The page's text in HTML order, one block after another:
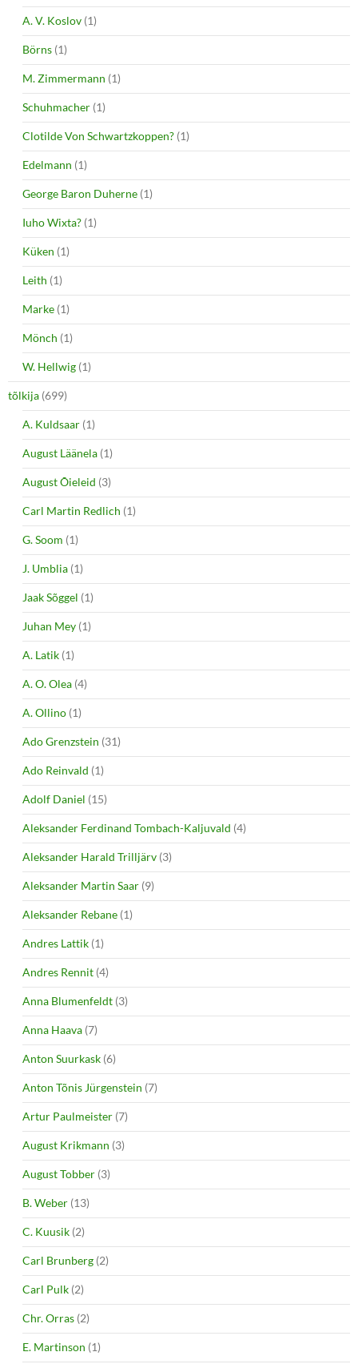
A. V. Koslov (1)
Börns (1)
M. Zimmermann (1)
Schuhmacher (1)
Clotilde Von Schwartzkoppen? (1)
Edelmann (1)
George Baron Duherne (1)
Iuho Wixta? (1)
Küken (1)
Leith (1)
Marke (1)
Mönch (1)
W. Hellwig (1)
tõlkija (699)
A. Kuldsaar (1)
August Läänela (1)
August Õieleid (3)
Carl Martin Redlich (1)
G. Soom (1)
J. Umblia (1)
Jaak Sõggel (1)
Juhan Mey (1)
A. Latik (1)
A. O. Olea (4)
A. Ollino (1)
Ado Grenzstein (31)
Ado Reinvald (1)
Adolf Daniel (15)
Aleksander Ferdinand Tombach-Kaljuvald (4)
Aleksander Harald Trilljärv (3)
Aleksander Martin Saar (9)
Aleksander Rebane (1)
Andres Lattik (1)
Andres Rennit (4)
Anna Blumenfeldt (3)
Anna Haava (7)
Anton Suurkask (6)
Anton Tõnis Jürgenstein (7)
Artur Paulmeister (7)
August Krikmann (3)
August Tobber (3)
B. Weber (13)
C. Kuusik (2)
Carl Brunberg (2)
Carl Pulk (2)
Chr. Orras (2)
E. Martinson (1)